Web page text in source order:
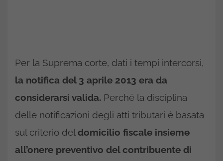
Per la Suprema corte, dati i tempi intercorsi,
la notifica del 3 aprile 2013 era da
considerarsi valida. Perché la disciplina
delle notificazioni degli atti tributari è basata
sul criterio del domicilio fiscale insieme
all’onere preventivo del contribuente di